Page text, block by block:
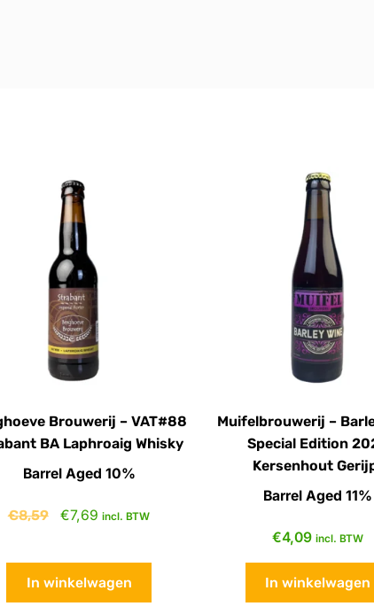
Brouwerij – VAT#88
BA Laphroaig Whisky
Barrel Aged 10%
€8,59 €7,69 incl. BTW
In winkelwagen
Muifelbrouwerij –
Special Edition
Kersenhout
Barrel Aged 11%
€4,09 incl. BTW
In winkelwagen